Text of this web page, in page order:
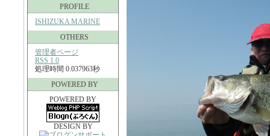
PROFILE
ISHIZUKA MARINE
OTHERS
管理者ページ
RSS 1.0
処理時間 0.037963秒
POWERED BY
POWERED BY
DESIGN BY